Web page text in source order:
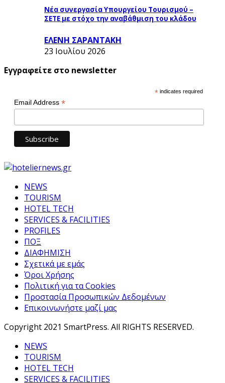
Νέα συνεργασία Υπουργείου Τουρισμού –
ΣΕΤΕ με στόχο την αναβάθμιση του κλάδου
ΕΛΕΝΗ ΣΑΡΑΝΤΑΚΗ
23 Ιουλίου 2026
Εγγραφείτε στο newsletter
* indicates required
Email Address *
NEWS
TOURISM
HOTEL TECH
SERVICES & FACILITIES
PROFILES
ΠΟΞ
ΔΙΑΦΗΜΙΣΗ
Σχετικά με εμάς
Όροι Χρήσης
Πολιτική για τα Cookies
Προστασία Προσωπικών Δεδομένων
Επικοινωνήστε μαζί μας
Copyright 2021 SmartPress. All RIGHTS RESERVED.
NEWS
TOURISM
HOTEL TECH
SERVICES & FACILITIES